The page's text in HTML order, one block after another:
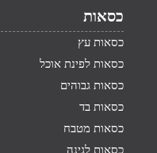
כסאות
כסאות עץ
כסאות לפינת אוכל
כסאות גבוהים
כסאות בד
כסאות מטבח
כסאות לגינה